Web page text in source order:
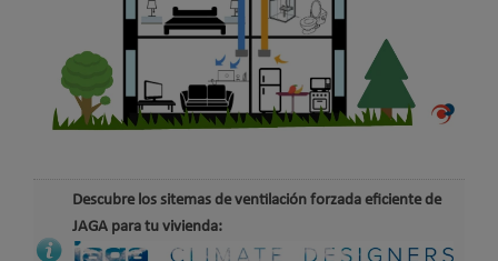
Descubre los sitemas de ventilación forzada eficiente de
JAGA para tu vivienda: